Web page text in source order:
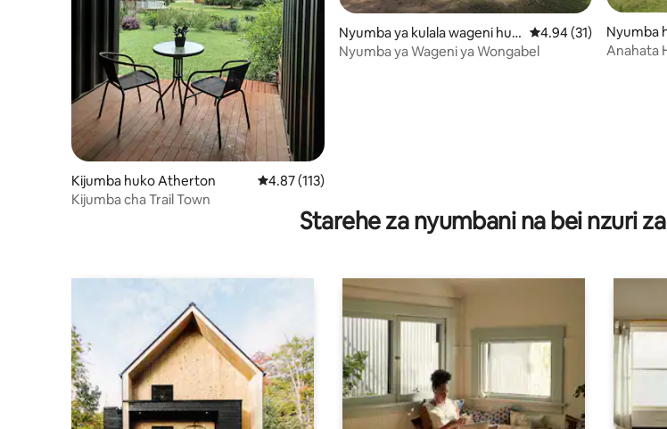
Kijumba huko Atherton Ukadiriaji wa wastani wa 4.87 kati ya 5, tathmini 113
4.87 (113)
Kijumba cha Trail Town
Nyumba ya kulala wageni huk
o Wongabel
Ukadiriaji wa wastani
4.94 (31)
Nyumba ya Wageni ya Wongabel
Nyumba
Anahata
Starehe za nyumbani na bei nzuri